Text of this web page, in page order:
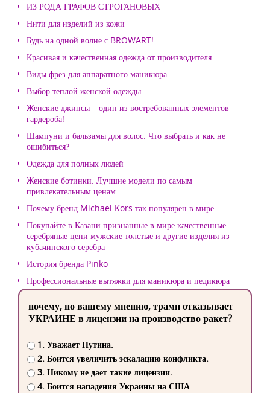
ИЗ РОДА ГРАФОВ СТРОГАНОВЫХ
Нити для изделий из кожи
Будь на одной волне с BROWART!
Красивая и качественная одежда от производителя
Виды фрез для аппаратного маникюра
Выбор теплой женской одежды
Женские джинсы – один из востребованных элементов
гардероба!
Шампуни и бальзамы для волос. Что выбрать и как не
ошибиться?
Одежда для полных людей
Женские ботинки. Лучшие модели по самым
привлекательным ценам
Почему бренд Michael Kors так популярен в мире
Покупайте в Казани признанные в мире качественные
серебряные цепи мужские толстые и другие изделия из
кубачинского серебра
История бренда Pinko
Профессиональные вытяжки для маникюра и педикюра
почему, по вашему мнению, трамп отказывает
УКРАИНЕ в лицензии на производство ракет?
1. Уважает Путина.
2. Боится увеличить эскалацию конфликта.
3. Никому не дает такие лицензии.
4. Боится нападения Украины на США